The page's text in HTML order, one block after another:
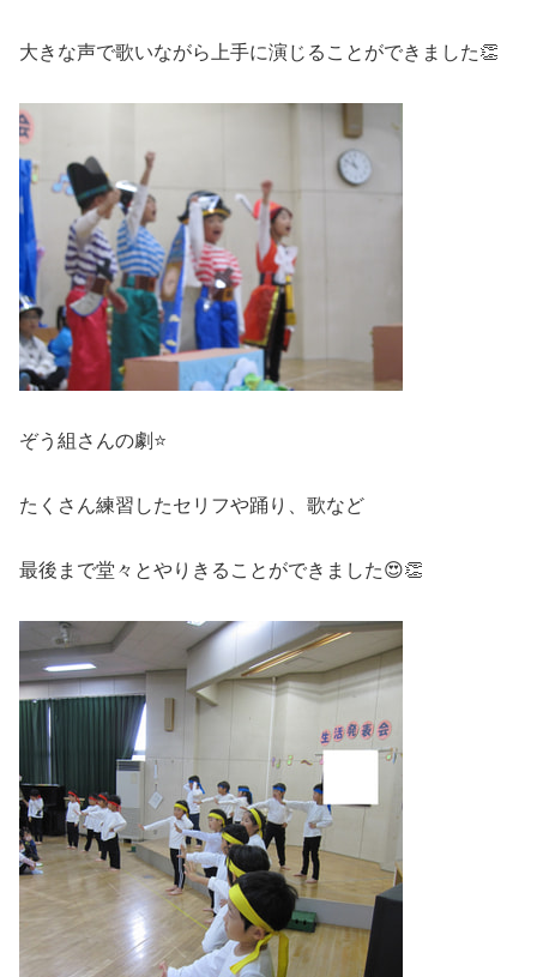
大きな声で歌いながら上手に演じることができました👏
ぞう組さんの劇⭐
たくさん練習したセリフや踊り、歌など
最後まで堂々とやりきることができました😍👏